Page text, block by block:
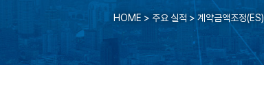
HOME > 주요 실적 > 계약금액조정(ES)